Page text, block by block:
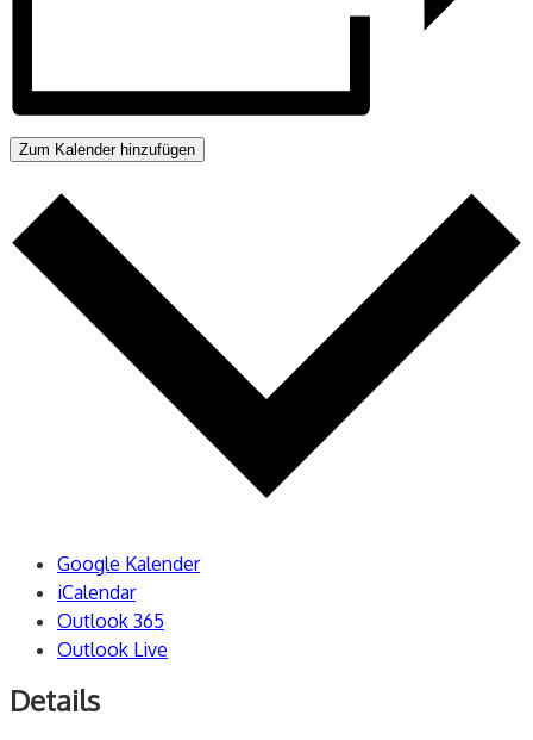
Zum Kalender hinzufügen
Google Kalender
iCalendar
Outlook 365
Outlook Live
Details